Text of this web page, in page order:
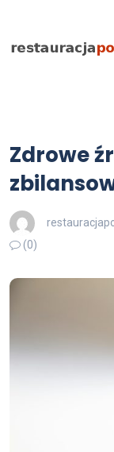
Zdrowe
(0)